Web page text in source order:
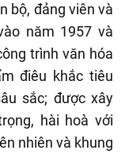
bộ, đảng viên và
năm 1957 và
trình văn hóa
điêu khắc tiêu
sắc; được xây
hài hoà với
nhiên và khung